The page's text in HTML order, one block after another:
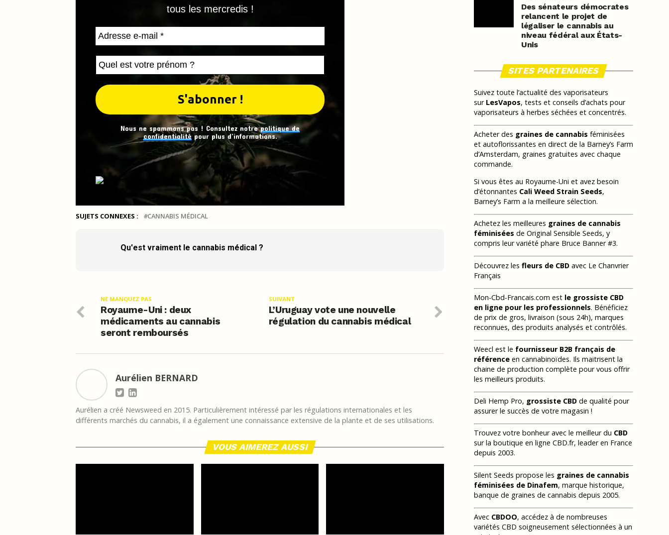
tous les mercredis !
Nous ne spammons pas ! Consultez notrepolitique de
confidentialitépour plus d’informations.
SUJETS CONNEXES : CANNABIS MÉDICAL
Qu'est vraiment le cannabis médical ?
SUIVANT
L’Uruguay vote une nouvelle
régulation du cannabis médical
NE MANQUEZ PAS
Royaume-Uni : deux
médicaments au cannabis
seront remboursés
Aurélien BERNARD
Aurélien a créé Newsweed en 2015. Particulièrement intéressé par les régulations internationales et les
différents marchés du cannabis, il a également une connaissance extensive de la plante et de ses utilisations.
VOUS AIMEREZ AUSSI
Des sénateurs démocrates
relancent le projet de
légaliser le cannabis au
niveau fédéral aux États-
Unis
SITES PARTENAIRES
Suivez toute l’actualité des vaporisateurs
sur LesVapos, tests et conseils d’achats pour
vaporisateurs à herbes séchées et concentrés.
Acheter des graines de cannabis féminisées
et autoflorissantes en direct de la Barney’s Farm
d’Amsterdam, graines gratuites avec chaque
commande.
Si vous êtes au Royaume-Uni et avez besoin
d’étonnantes Cali Weed Strain Seeds,
Barney’s Farm a la meilleure sélection.
Achetez les meilleures graines de cannabis
féminisées de Original Sensible Seeds, y
compris leur variété phare Bruce Banner #3.
Découvrez les fleurs de CBD avec Le Chanvrier
Français
Mon-Cbd-Francais.com est le grossiste CBD
en ligne pour les professionnels. Bénéficiez
de prix de gros, livraison (sous 24h), marques
reconnues, des produits analysés et contrôlés.
Weecl est le fournisseur B2B français de
référence en cannabinoïdes. Ils maitrisent la
chaine de production complète pour vous offrir
les meilleurs produits.
Deli Hemp Pro, grossiste CBD de qualité pour
assurer le succès de votre magasin !
Trouvez votre bonheur avec le meilleur du CBD
sur la boutique en ligne CBD.fr, leader en France
depuis 2003.
Silent Seeds propose les graines de cannabis
féminisées de Dinafem, marque historique,
banque de graines de cannabis depuis 2005.
Avec CBDOO, accédez à de nombreuses
variétés CBD soigneusement sélectionnées à un